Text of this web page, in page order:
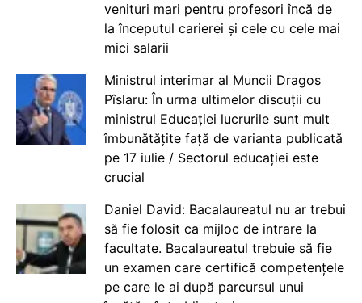
venituri mari pentru profesori încă de
la începutul carierei și cele cu cele mai
mici salarii
Ministrul interimar al Muncii Dragos
Pîslaru: În urma ultimelor discuții cu
ministrul Educației lucrurile sunt mult
îmbunătățite față de varianta publicată
pe 17 iulie / Sectorul educației este
crucial
Daniel David: Bacalaureatul nu ar trebui
să fie folosit ca mijloc de intrare la
facultate. Bacalaureatul trebuie să fie
un examen care certifică competențele
pe care le ai după parcursul unui